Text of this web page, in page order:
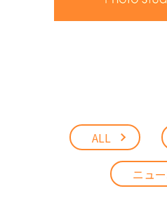
ALL
ニュ